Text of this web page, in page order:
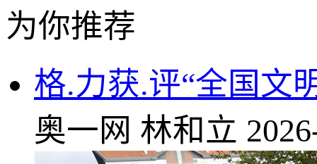
为你推荐
格.力获.评“全国文
奥一网 林和立